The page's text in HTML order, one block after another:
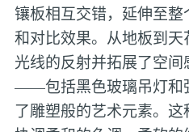
镶板相互交错，延伸至
和对比效果。从地板到
光线的反射并拓展了空
——包括黑色玻璃吊灯
了雕塑般的艺术元素。